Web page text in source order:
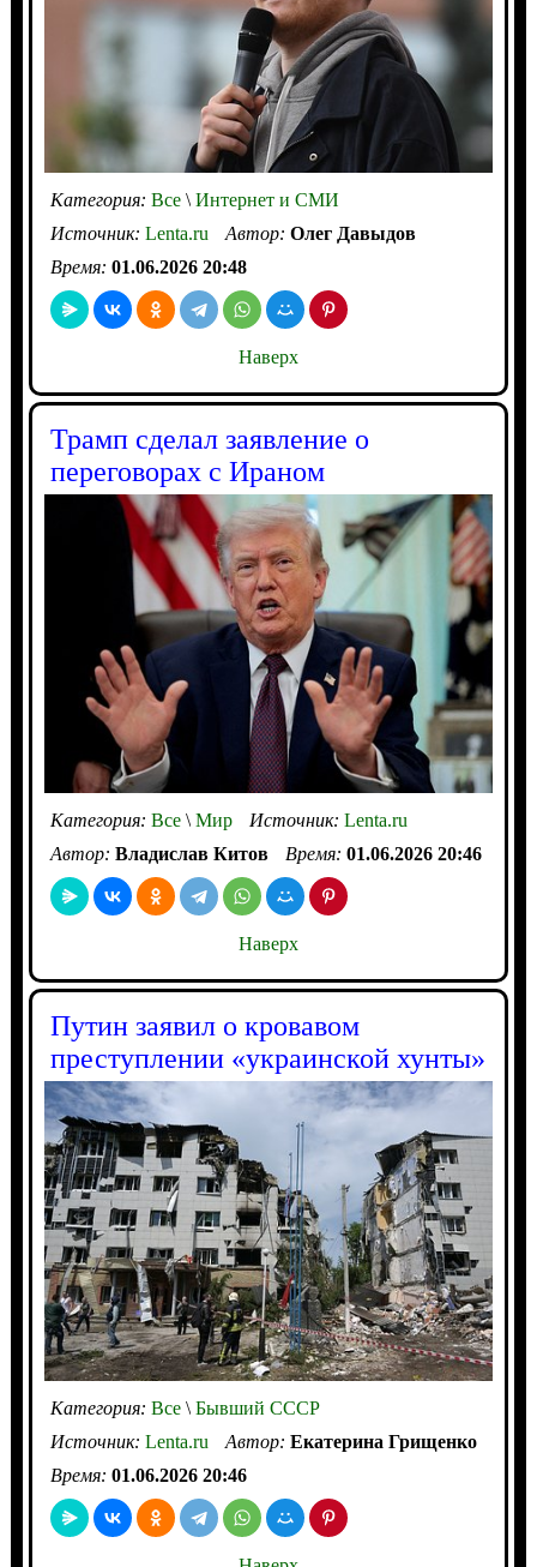
Категория: Все\Интернет и СМИ
Источник: Lenta.ru Автор: Олег Давыдов
Время: 01.06.2026 20:48
Наверх
Трамп сделал заявление о
переговорах с Ираном
Категория: Все\Мир Источник: Lenta.ru
Автор: Владислав Китов Время: 01.06.2026 20:46
Наверх
Путин заявил о кровавом
преступлении «украинской хунты»
Категория: Все\Бывший СССР
Источник: Lenta.ru Автор: Екатерина Грищенко
Время: 01.06.2026 20:46